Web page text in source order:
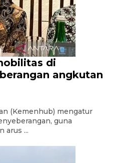
di
angkutan
(Kemenhub) mengatur
guna
arus ...